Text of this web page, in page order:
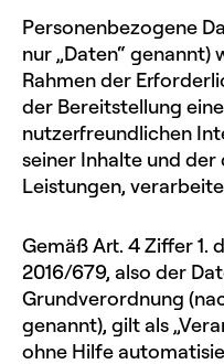
Personenbezogene
nur „Daten“ genannt)
Rahmen der
der Bereitstellung
nutzerfreundlichen
seiner Inhalte und
Leistungen,
Gemäß Art. 4 Ziffer 1.
2016/679, also der
Grundverordnung
genannt), gilt als
ohne Hilfe